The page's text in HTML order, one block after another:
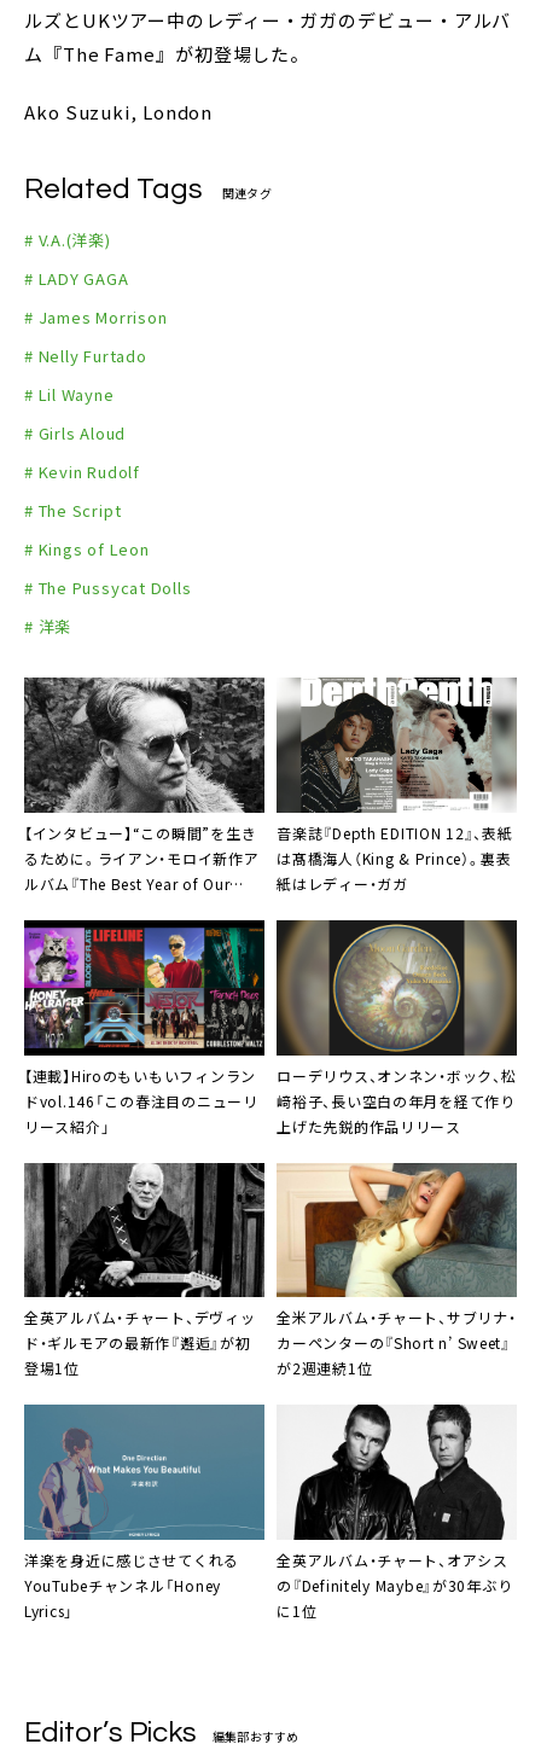
ルズとUKツアー中のレディー・ガガのデビュー・アルバ
ム『The Fame』が初登場した。
Ako Suzuki, London
Related Tags 関連タグ
# V.A.(洋楽)
# LADY GAGA
# James Morrison
# Nelly Furtado
# Lil Wayne
# Girls Aloud
# Kevin Rudolf
# The Script
# Kings of Leon
# The Pussycat Dolls
# 洋楽
【インタビュー】“この瞬間”を生き
るために。ライアン・モロイ新作ア
ルバム『The Best Year of Our
音楽誌『Depth EDITION 12』、表紙
は髙橋海人（King & Prince）。裏表
紙はレディー・ガガ
【連載】Hiroのもいもいフィンラン
ドvol.146「この春注目のニューリ
リース紹介」
ローデリウス 、オンネン・ボック、松
﨑裕子、長い空白の年月を経て作り
上げた先鋭的作品リリース
全英アルバム・チャート、デヴィッ
ド・ギルモアの最新作『邂逅』が初
登場1位
全米アルバム・チャート、サブリナ・
カーペンターの『Short n’ Sweet』
が2週連続1位
洋楽を身近に感じさせてくれる
YouTubeチャンネル「Honey
Lyrics」
全英アルバム・チャート、オアシス
の『Definitely Maybe』が30年ぶり
に1位
Editor’s Picks 編集部おすすめ